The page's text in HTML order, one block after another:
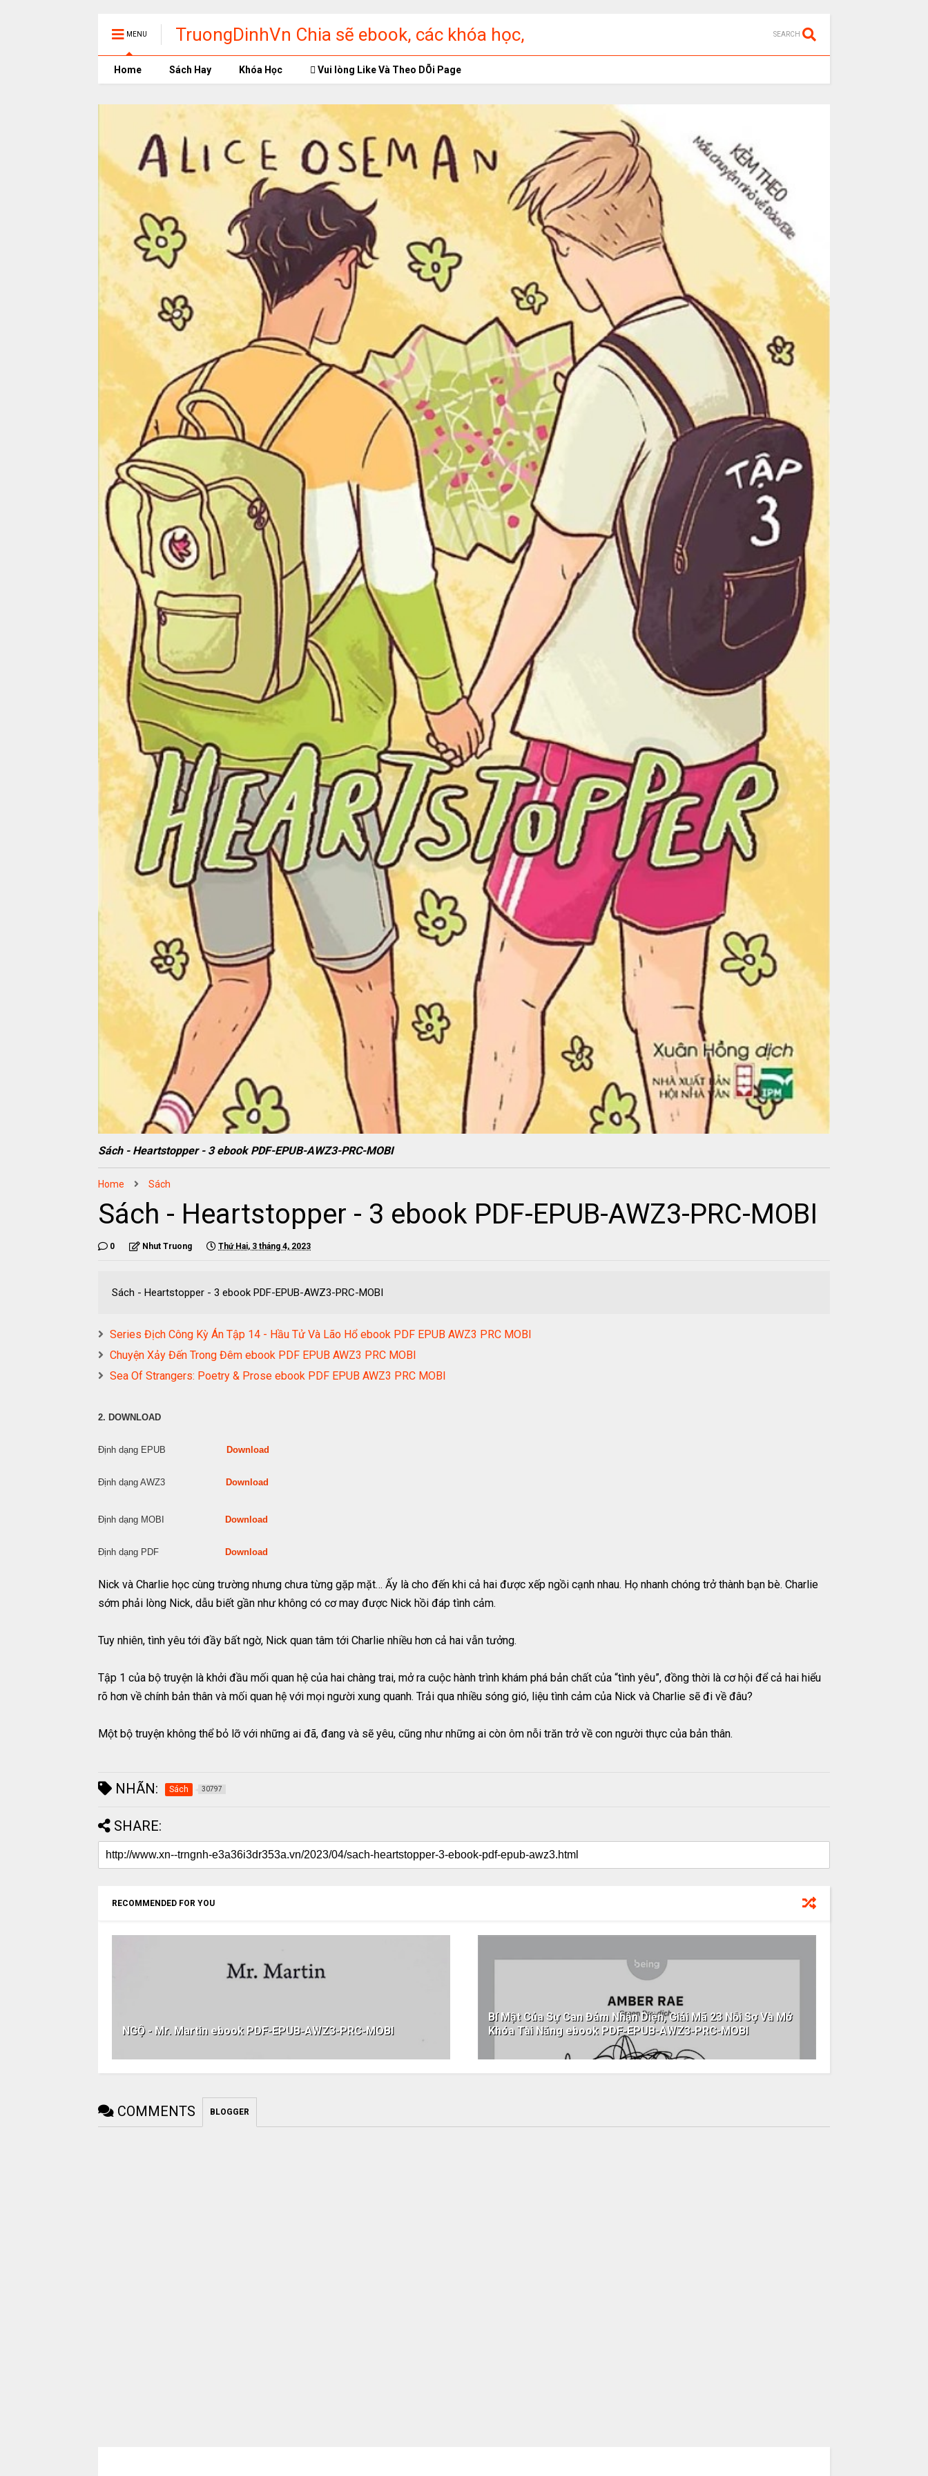
MENU
TruongDinhVn Chia sẽ ebook, các khóa học,
phần mềm học tập miễn phí
SEARCH
Home Sách Hay Khóa Học Vui lòng Like Và Theo DÕi Page
Sách - Heartstopper - 3 ebook PDF-EPUB-AWZ3-PRC-MOBI
Home Sách
Sách - Heartstopper - 3 ebook PDF-EPUB-AWZ3-PRC-MOBI
0 Nhut Truong Thứ Hai, 3 tháng 4, 2023
Sách - Heartstopper - 3 ebook PDF-EPUB-AWZ3-PRC-MOBI
Series Địch Công Kỳ Án Tập 14 - Hầu Tử Và Lão Hổ ebook PDF EPUB AWZ3 PRC MOBI
Chuyện Xảy Đến Trong Đêm ebook PDF EPUB AWZ3 PRC MOBI
Sea Of Strangers: Poetry & Prose ebook PDF EPUB AWZ3 PRC MOBI
2. DOWNLOAD
Định dạng EPUB Download
Định dạng AWZ3 Download
Định dạng MOBI Download
Định dạng PDF Download
Nick và Charlie học cùng trường nhưng chưa từng gặp mặt… Ấy là cho đến khi cả hai được xếp ngồi cạnh nhau. Họ nhanh chóng trở thành bạn bè. Charlie
sớm phải lòng Nick, dẫu biết gần như không có cơ may được Nick hồi đáp tình cảm.
Tuy nhiên, tình yêu tới đầy bất ngờ, Nick quan tâm tới Charlie nhiều hơn cả hai vẫn tưởng.
Tập 1 của bộ truyện là khởi đầu mối quan hệ của hai chàng trai, mở ra cuộc hành trình khám phá bản chất của “tình yêu”, đồng thời là cơ hội để cả hai hiểu
rõ hơn về chính bản thân và mối quan hệ với mọi người xung quanh. Trải qua nhiều sóng gió, liệu tình cảm của Nick và Charlie sẽ đi về đâu?
Một bộ truyện không thể bỏ lỡ với những ai đã, đang và sẽ yêu, cũng như những ai còn ôm nỗi trăn trở về con người thực của bản thân.
NHÃN: Sách 30797
SHARE:
RECOMMENDED FOR YOU
NGỘ - Mr. Martin ebook PDF-EPUB-AWZ3-PRC-MOBI
Bí Mật Của Sự Can Đảm Nhận Diện, Giải Mã 23 Nỗi Sợ Và Mở
Khóa Tài Năng ebook PDF-EPUB-AWZ3-PRC-MOBI
COMMENTS BLOGGER